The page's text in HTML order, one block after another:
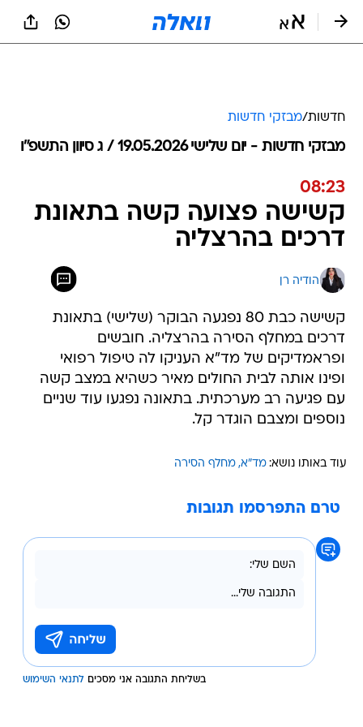
חדשות/מבזקי חדשות
מבזקי חדשות - יום שלישי 19.05.2026 / ג סיוון התשפ"ו
08:23
קשישה פצועה קשה בתאונת
דרכים בהרצליה
הודיה רן
קשישה כבת 80 נפגעה הבוקר (שלישי) בתאונת
דרכים במחלף הסירה בהרצליה. חובשים
ופראמדיקים של מד"א העניקו לה טיפול רפואי
ופינו אותה לבית החולים מאיר כשהיא במצב קשה
עם פגיעה רב מערכתית. בתאונה נפגעו עוד שניים
נוספים ומצבם הוגדר קל.
עוד באותו נושא: מד"א מחלף הסירה
טרם התפרסמו תגובות
בשליחת התגובה אני מסכים לתנאי השימוש